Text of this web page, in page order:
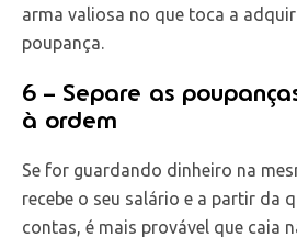
arma valiosa no que toca a
poupança.
6 – Separe as
à ordem
Se for guardando dinheiro na
recebe o seu salário e a partir da
contas, é mais provável que caia